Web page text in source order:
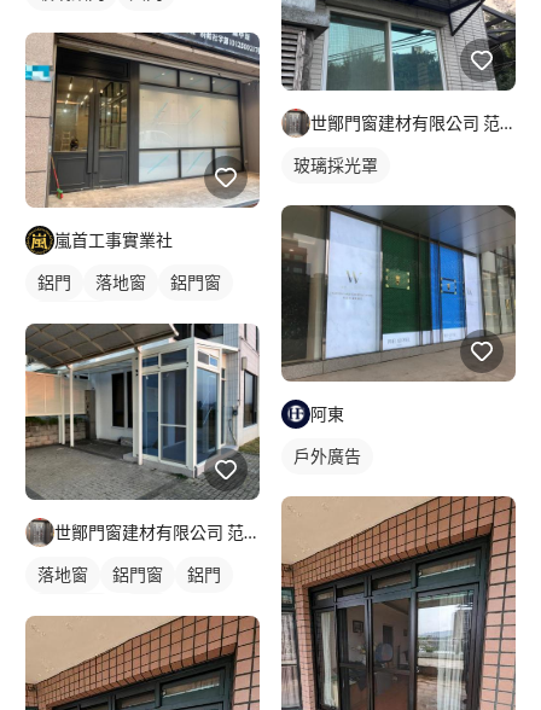
嵐首工事實業社
鋁門 落地窗
鋁門窗
世鄮門窗建材有限公司 范先生
落地窗 鋁門窗
鋁門
世鄮門窗建材有限公司 范先生
玻璃採光罩
阿東
戶外廣告